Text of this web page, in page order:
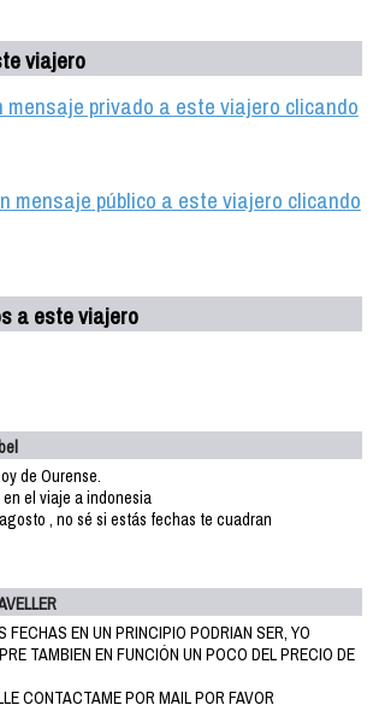
viajero
mensaje privado a este viajero clicando
mensaje público a este viajero clicando
a este viajero
de Ourense.
el viaje a indonesia
, no sé si estás fechas te cuadran
FECHAS EN UN PRINCIPIO PODRIAN SER, YO
TAMBIEN EN FUNCIÓN UN POCO DEL PRECIO DE
CONTACTAME POR MAIL POR FAVOR